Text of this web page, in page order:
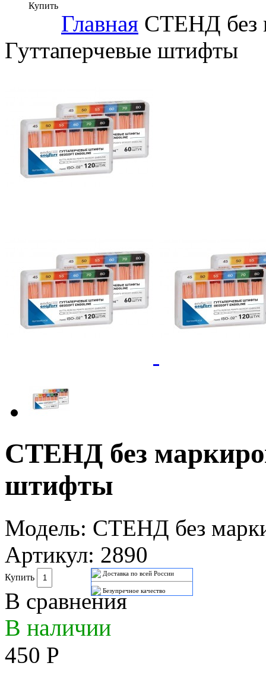
Купить
Главная СТЕНД без
Гуттаперчевые штифты
СТЕНД без
штифты
Модель: СТЕНД без
Артикул: 2890
Доставка по всей России
Безупречное качество
Купить
В сравнения
В наличии
450 Р